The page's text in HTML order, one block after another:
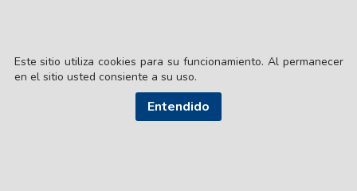
Este sitio utiliza cookies para su funcionamiento. Al permanecer
en el sitio usted consiente a su uso.
Entendido